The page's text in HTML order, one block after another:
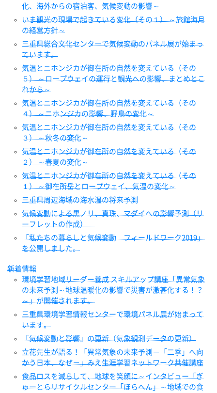
化、海外からの宿泊客、気候変動の影響～
いま観光の現場で起きている変化（その１） ～旅館海月
の経営方針～
三重県総合文化センターで気候変動のパネル展が始まっ
ています。
気温とニホンジカが御在所の自然を変えている（その
５） ～ロープウェイの運行と観光への影響、まとめとこ
れから～
気温とニホンジカが御在所の自然を変えている（その
４） ～ニホンジカの影響、野鳥の変化～
気温とニホンジカが御在所の自然を変えている（その
３） ～秋冬の変化～
気温とニホンジカが御在所の自然を変えている（その
２） ～春夏の変化～
気温とニホンジカが御在所の自然を変えている（その
１） ～御在所岳とロープウェイ、気温の変化～
三重県周辺海域の海水温の将来予測
気候変動による黒ノリ、真珠、マダイへの影響予測（リ
ーフレットの作成）
「私たちの暮らしと気候変動 フィールドワーク2019」
を公開しました。
新着情報
環境学習地域リーダー養成 スキルアップ講座「異常気象
の未来予測～地球温暖化の影響で災害が激甚化する！？
～」が開催されます。
三重県環境学習情報センターで環境パネル展が始まって
います。
「気候変動と影響」の更新（気象観測データの更新）
立花先生が語る！「異常気象の未来予測－「二季」へ向
かう日本、なぜ－」みえ生涯学習ネットワーク共催講座
食品ロスを減らして、地球を笑顔に～インタビュー「ぎ
ゅーとらリサイクルセンター「ほらへん」～地域での食